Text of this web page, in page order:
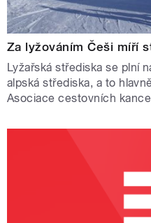
Za lyžováním Češi míří
Lyžařská střediska se plní
alpská střediska, a to
Asociace cestovních